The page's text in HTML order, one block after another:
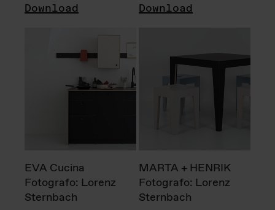
Download Download
EVA Cucina
Fotografo: Lorenz
Sternbach
MARTA + HENRIK
Fotografo: Lorenz
Sternbach